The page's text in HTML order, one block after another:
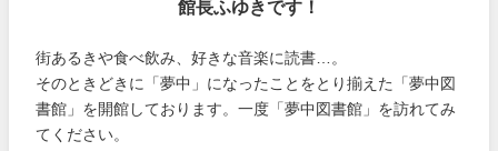
館長ふゆきです！
街あるきや食べ飲み、好きな音楽に読書…。
そのときどきに「夢中」になったことをとり揃えた「夢中図
書館」を開館しております。一度「夢中図書館」を訪れてみ
てください。